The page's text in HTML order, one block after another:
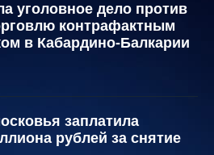
уголовное дело против
контрафактным
в Кабардино-Балкарии
заплатила
рублей за снятие